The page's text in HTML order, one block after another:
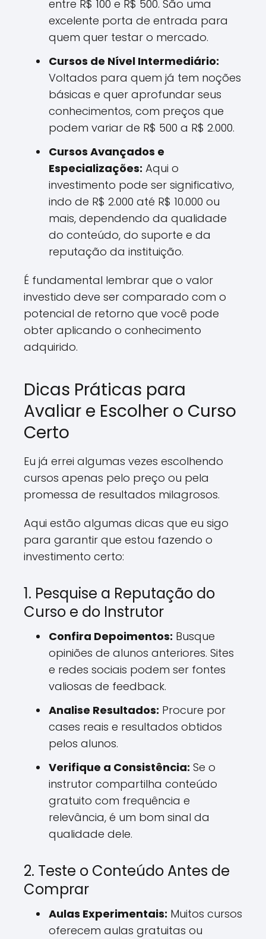
entre R$ 100 e R$ 500. São uma
excelente porta de entrada para
quem quer testar o mercado.
Cursos de Nível Intermediário:
Voltados para quem já tem noções
básicas e quer aprofundar seus
conhecimentos, com preços que
podem variar de R$ 500 a R$ 2.000.
Cursos Avançados e
Especializações: Aqui o
investimento pode ser significativo,
indo de R$ 2.000 até R$ 10.000 ou
mais, dependendo da qualidade
do conteúdo, do suporte e da
reputação da instituição.
É fundamental lembrar que o valor
investido deve ser comparado com o
potencial de retorno que você pode
obter aplicando o conhecimento
adquirido.
Dicas Práticas para
Avaliar e Escolher o Curso
Certo
Eu já errei algumas vezes escolhendo
cursos apenas pelo preço ou pela
promessa de resultados milagrosos.
Aqui estão algumas dicas que eu sigo
para garantir que estou fazendo o
investimento certo:
1. Pesquise a Reputação do
Curso e do Instrutor
Confira Depoimentos: Busque
opiniões de alunos anteriores. Sites
e redes sociais podem ser fontes
valiosas de feedback.
Analise Resultados: Procure por
cases reais e resultados obtidos
pelos alunos.
Verifique a Consistência: Se o
instrutor compartilha conteúdo
gratuito com frequência e
relevância, é um bom sinal da
qualidade dele.
2. Teste o Conteúdo Antes de
Comprar
Aulas Experimentais: Muitos cursos
oferecem aulas gratuitas ou